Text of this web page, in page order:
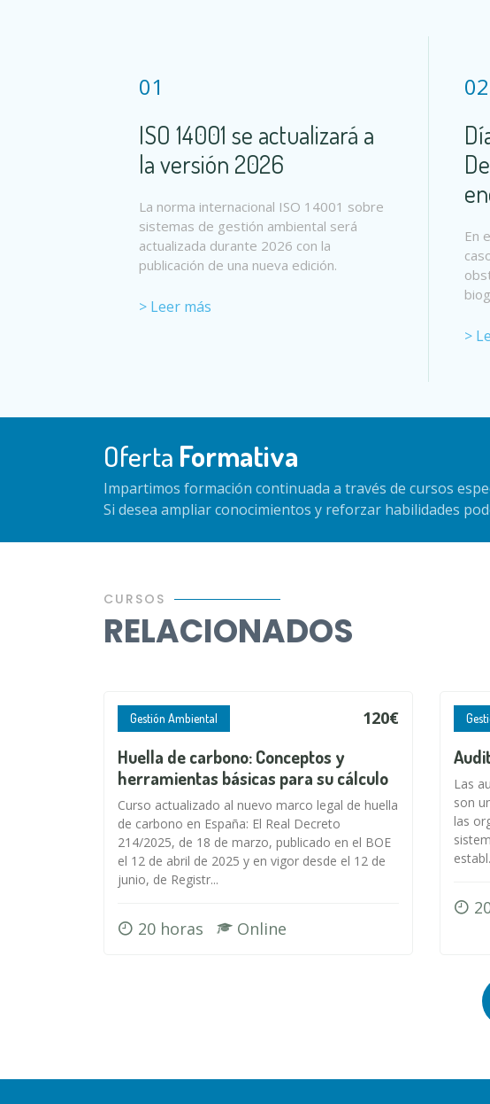
01
ISO 14001 se actualizará a
la versión 2026
La norma internacional ISO 14001 sobre
sistemas de gestión ambiental será
actualizada durante 2026 con la
publicación de una nueva edición.
> Leer más
02
En
>
Oferta Formativa
Impartimos formación continuada a través de cursos
Si desea ampliar conocimientos y reforzar habilidades
CURSOS
RELACIONADOS
Gestión Ambiental 120€
Huella de carbono: Conceptos y
herramientas básicas para su cálculo
Curso actualizado al nuevo marco legal de huella
de carbono en España: El Real Decreto
214/2025, de 18 de marzo, publicado en el BOE
el 12 de abril de 2025 y en vigor desde el 12 de
junio, de Registr...
20 horas Online
Las
son
las